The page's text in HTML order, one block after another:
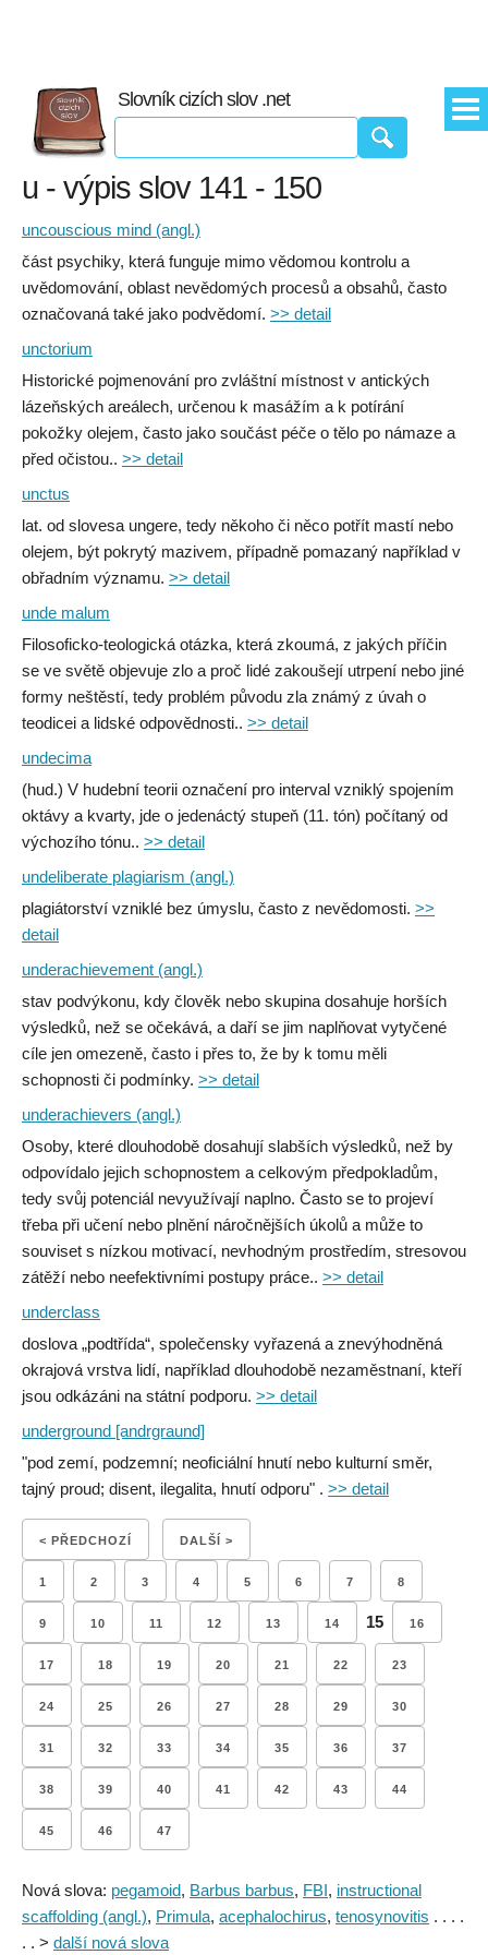
Slovník cizích slov .net
u - výpis slov 141 - 150
uncouscious mind (angl.)
část psychiky, která funguje mimo vědomou kontrolu a
uvědomování, oblast nevědomých procesů a obsahů, často
označovaná také jako podvědomí. >> detail
unctorium
Historické pojmenování pro zvláštní místnost v antických
lázeňských areálech, určenou k masážím a k potírání
pokožky olejem, často jako součást péče o tělo po námaze a
před očistou.. >> detail
unctus
lat. od slovesa ungere, tedy někoho či něco potřít mastí nebo
olejem, být pokrytý mazivem, případně pomazaný například v
obřadním významu. >> detail
unde malum
Filosoficko‑teologická otázka, která zkoumá, z jakých příčin
se ve světě objevuje zlo a proč lidé zakoušejí utrpení nebo jiné
formy neštěstí, tedy problém původu zla známý z úvah o
teodicei a lidské odpovědnosti.. >> detail
undecima
(hud.) V hudební teorii označení pro interval vzniklý spojením
oktávy a kvarty, jde o jedenáctý stupeň (11. tón) počítaný od
výchozího tónu.. >> detail
undeliberate plagiarism (angl.)
plagiátorství vzniklé bez úmyslu, často z nevědomosti. >>
detail
underachievement (angl.)
stav podvýkonu, kdy člověk nebo skupina dosahuje horších
výsledků, než se očekává, a daří se jim naplňovat vytyčené
cíle jen omezeně, často i přes to, že by k tomu měli
schopnosti či podmínky. >> detail
underachievers (angl.)
Osoby, které dlouhodobě dosahují slabších výsledků, než by
odpovídalo jejich schopnostem a celkovým předpokladům,
tedy svůj potenciál nevyužívají naplno. Často se to projeví
třeba při učení nebo plnění náročnějších úkolů a může to
souviset s nízkou motivací, nevhodným prostředím, stresovou
zátěží nebo neefektivními postupy práce.. >> detail
underclass
doslova „podtřída“, společensky vyřazená a znevýhodněná
okrajová vrstva lidí, například dlouhodobě nezaměstnaní, kteří
jsou odkázáni na státní podporu. >> detail
underground [andrgraund]
"pod zemí, podzemní; neoficiální hnutí nebo kulturní směr,
tajný proud; disent, ilegalita, hnutí odporu" . >> detail
< PŘEDCHOZÍ DALŠÍ >
1 2 3 4 5 6 7 8
9 10 11 12 13 14 15 16
17 18 19 20 21 22 23
24 25 26 27 28 29 30
31 32 33 34 35 36 37
38 39 40 41 42 43 44
45 46 47
Nová slova: pegamoid, Barbus barbus, FBI, instructional
scaffolding (angl.), Primula, acephalochirus, tenosynovitis . . . .
. . > další nová slova